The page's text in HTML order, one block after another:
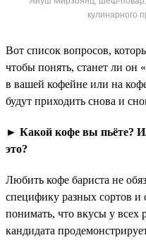
кулинарного
Вот список вопросов,
чтобы понять, станет ли он
в вашей кофейне или на
будут приходить снова и
► Какой кофе вы пьёте?
это?
Любить кофе бариста не
специфику разных сортов и
понимать, что вкусы у всех
кандидата